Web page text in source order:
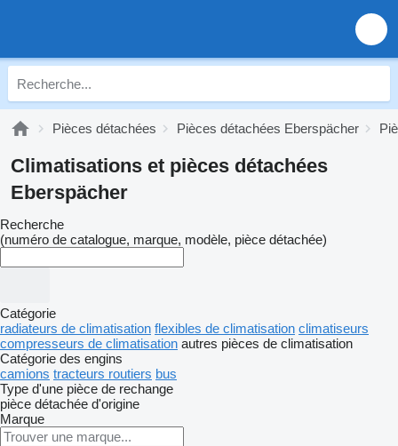
Pièces détachées Pièces détachées Eberspächer
Climatisations et pièces détachées
Eberspächer
Recherche
(numéro de catalogue, marque, modèle, pièce détachée)
Catégorie
radiateurs de climatisation flexibles de climatisation climatiseurs
compresseurs de climatisation autres pièces de climatisation
Catégorie des engins
camions tracteurs routiers bus
Type d'une pièce de rechange
pièce détachée d'origine
Marque